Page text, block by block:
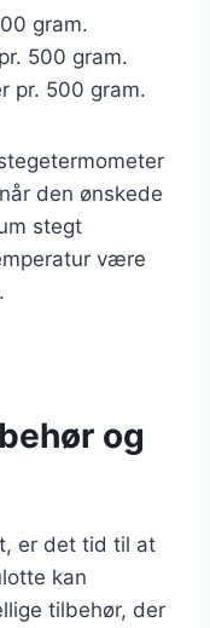
gram.
500 gram.
pr. 500 gram.
den ønskede
stegt
være
og
er det tid til at
kan
tilbehør, der